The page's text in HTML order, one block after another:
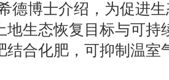
德博士介绍，为促进
地生态恢复目标与可持
结合化肥，可抑制温室